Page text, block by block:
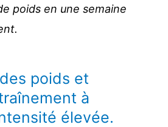
poids en une semaine
poids et
à
élevée.